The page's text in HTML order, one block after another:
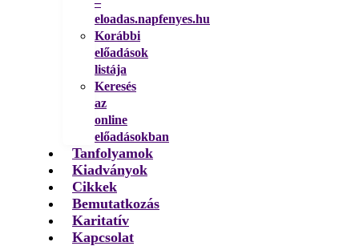
eloadas.napfenyes.hu
Korábbi
előadások
listája
Keresés
az
online
előadásokban
Tanfolyamok
Kiadványok
Cikkek
Bemutatkozás
Karitatív
Kapcsolat